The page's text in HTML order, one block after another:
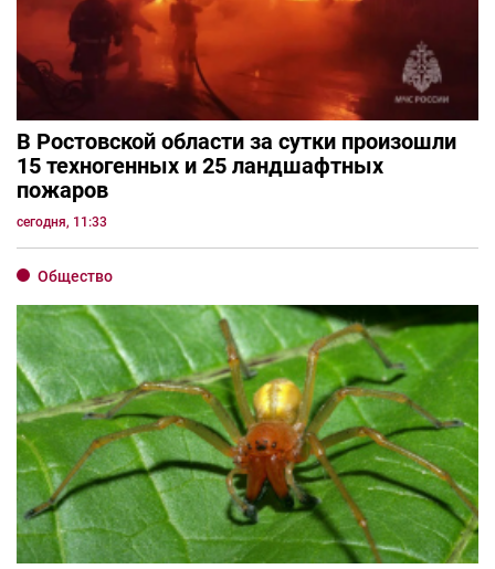
В Ростовской области за сутки произошли
15 техногенных и 25 ландшафтных
пожаров
сегодня, 11:33
Общество